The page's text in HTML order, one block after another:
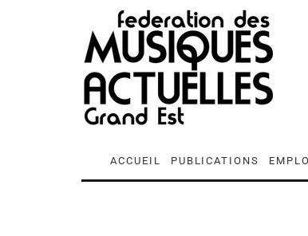
ACCUEIL PUBLICATIONS